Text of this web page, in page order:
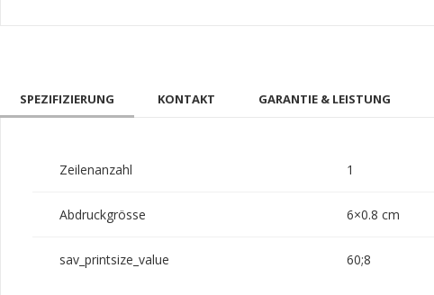
SPEZIFIZIERUNG KONTAKT GARANTIE & LEISTUNG
Zeilenanzahl 1
Abdruckgrösse 6×0.8 cm
sav_printsize_value 60;8